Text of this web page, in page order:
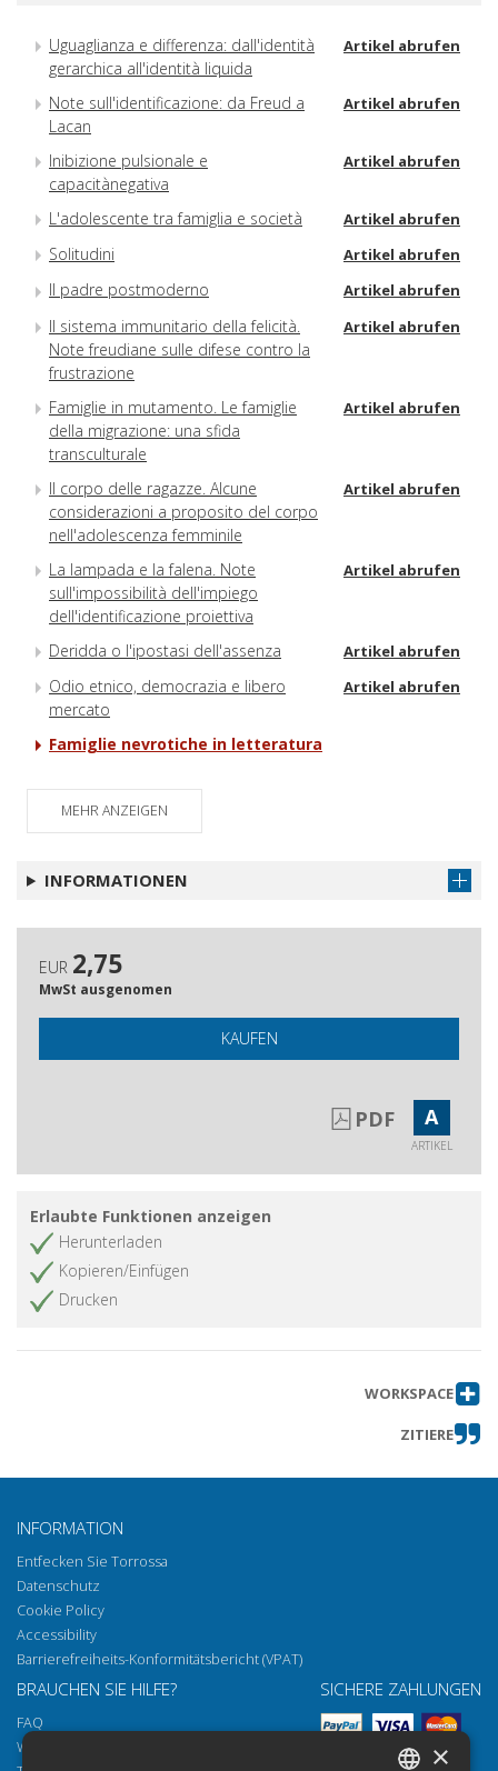
Uguaglianza e differenza: dall'identità
gerarchica all'identità liquida
Artikel abrufen
Note sull'identificazione: da Freud a
Lacan
Artikel abrufen
Inibizione pulsionale e
capacitànegativa
Artikel abrufen
L'adolescente tra famiglia e società Artikel abrufen
Solitudini Artikel abrufen
Il padre postmoderno Artikel abrufen
Il sistema immunitario della felicità.
Note freudiane sulle difese contro la
frustrazione
Artikel abrufen
Famiglie in mutamento. Le famiglie
della migrazione: una sfida
transculturale
Artikel abrufen
Il corpo delle ragazze. Alcune
considerazioni a proposito del corpo
nell'adolescenza femminile
Artikel abrufen
La lampada e la falena. Note
sull'impossibilità dell'impiego
dell'identificazione proiettiva
Artikel abrufen
Deridda o l'ipostasi dell'assenza Artikel abrufen
Odio etnico, democrazia e libero
mercato
Artikel abrufen
Famiglie nevrotiche in letteratura
MEHR ANZEIGEN
INFORMATIONEN
EUR 2,75
MwSt ausgenomen
KAUFEN
PDF A
ARTIKEL
Erlaubte Funktionen anzeigen
Herunterladen
Kopieren/Einfügen
Drucken
WORKSPACE
ZITIERE
INFORMATION
Entfecken Sie Torrossa
Datenschutz
Cookie Policy
Accessibility
Barrierefreiheits-Konformitätsbericht (VPAT)
BRAUCHEN SIE HILFE?
FAQ
Wie öffnen Sie unsere Dokumente
SICHERE ZAHLUNGEN
×